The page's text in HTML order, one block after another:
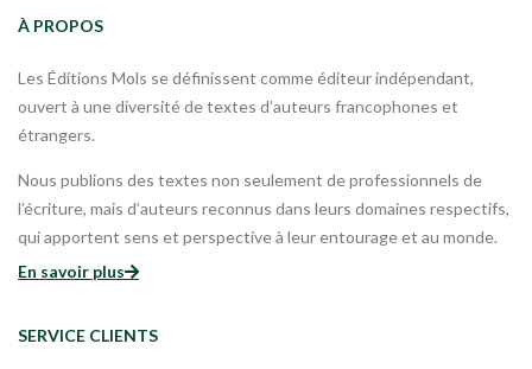
À PROPOS
Les Éditions Mols se définissent comme éditeur indépendant,
ouvert à une diversité de textes d’auteurs francophones et
étrangers.
Nous publions des textes non seulement de professionnels de
l’écriture, mais d’auteurs reconnus dans leurs domaines respectifs,
qui apportent sens et perspective à leur entourage et au monde.
En savoir plus
SERVICE CLIENTS